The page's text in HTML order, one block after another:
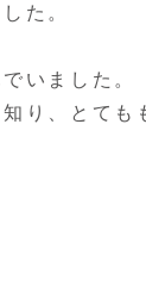
た。
いました。
り、とても